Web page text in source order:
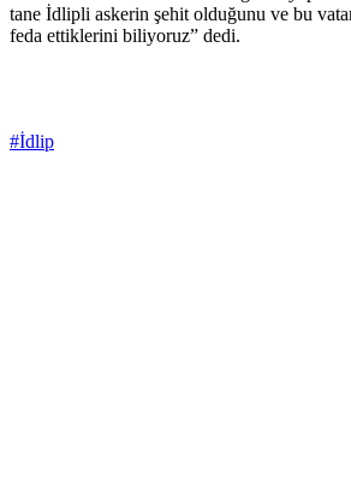
tane İdlipli askerin şehit olduğunu ve bu
feda ettiklerini biliyoruz” dedi.
#İdlip